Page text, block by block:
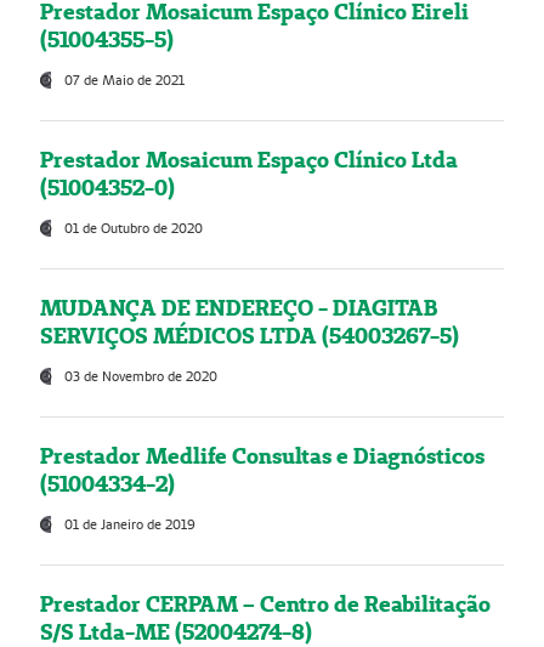
Prestador Mosaicum Espaço Clínico Eireli
(51004355-5)
07 de Maio de 2021
Prestador Mosaicum Espaço Clínico Ltda
(51004352-0)
01 de Outubro de 2020
MUDANÇA DE ENDEREÇO - DIAGITAB
SERVIÇOS MÉDICOS LTDA (54003267-5)
03 de Novembro de 2020
Prestador Medlife Consultas e Diagnósticos
(51004334-2)
01 de Janeiro de 2019
Prestador CERPAM – Centro de Reabilitação
S/S Ltda-ME (52004274-8)